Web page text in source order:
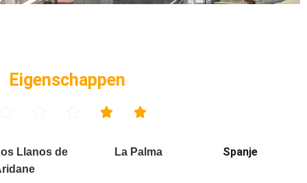
Eigenschappen
   
Llanos de
La Palma Spanje